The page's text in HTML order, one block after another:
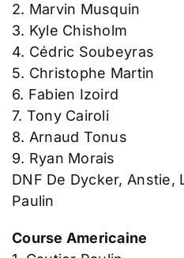
2. Marvin Musquin
3. Kyle Chisholm
4. Cédric Soubeyras
5. Christophe Martin
6. Fabien Izoird
7. Tony Cairoli
8. Arnaud Tonus
9. Ryan Morais
DNF De Dycker, Anstie,
Paulin
Course Americaine